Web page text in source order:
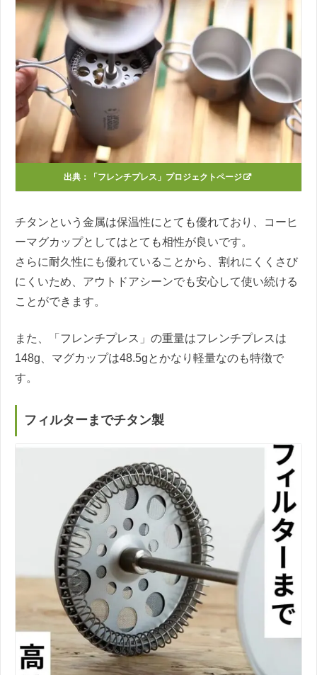
出典： 「フレンチプレス」プロジェクトページ
チタンという金属は保温性にとても優れており、コーヒ
ーマグカップとしてはとても相性が良いです。
さらに耐久性にも優れていることから、割れにくくさび
にくいため、アウトドアシーンでも安心して使い続ける
ことができます。
また、「フレンチプレス」の重量はフレンチプレスは
148g、マグカップは48.5gとかなり軽量なのも特徴で
す。
フィルターまでチタン製